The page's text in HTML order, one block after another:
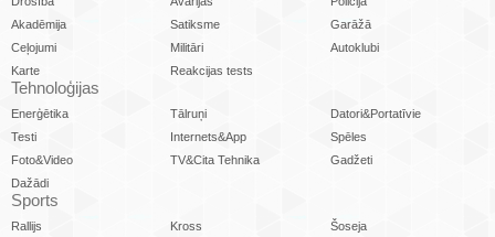
Akadēmija
Satiksme
Garāžā
Ceļojumi
Militāri
Autoklubi
Karte
Reakcijas tests
Tehnoloģijas
Enerģētika Tālruņi
Datori&Portatīvie
Testi
Internets&App
Spēles
Foto&Video
TV&Cita Tehnika
Gadžeti
Dažādi
Sports
Rallijs Kross
Šoseja